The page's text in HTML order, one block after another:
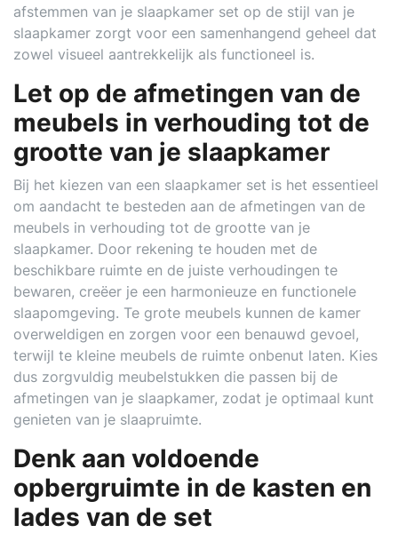
afstemmen van je slaapkamer set op de stijl van je
slaapkamer zorgt voor een samenhangend geheel dat
zowel visueel aantrekkelijk als functioneel is.
Let op de afmetingen van de
meubels in verhouding tot de
grootte van je slaapkamer
Bij het kiezen van een slaapkamer set is het essentieel
om aandacht te besteden aan de afmetingen van de
meubels in verhouding tot de grootte van je
slaapkamer. Door rekening te houden met de
beschikbare ruimte en de juiste verhoudingen te
bewaren, creëer je een harmonieuze en functionele
slaapomgeving. Te grote meubels kunnen de kamer
overweldigen en zorgen voor een benauwd gevoel,
terwijl te kleine meubels de ruimte onbenut laten. Kies
dus zorgvuldig meubelstukken die passen bij de
afmetingen van je slaapkamer, zodat je optimaal kunt
genieten van je slaapruimte.
Denk aan voldoende
opbergruimte in de kasten en
lades van de set